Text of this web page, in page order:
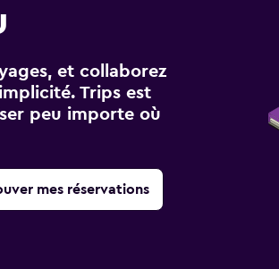
et collaborez
Trips est
peu importe où
mes réservations